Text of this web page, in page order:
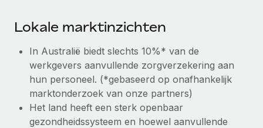
Lokale marktinzichten
In Australië biedt slechts 10%* van de
werkgevers aanvullende zorgverzekering aan
hun personeel. (*gebaseerd op onafhankelijk
marktonderzoek van onze partners)
Het land heeft een sterk openbaar
gezondheidssysteem en hoewel aanvullende